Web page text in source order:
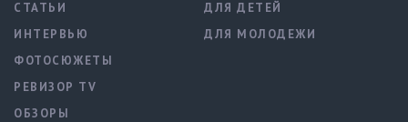
СТАТЬИ
ИНТЕРВЬЮ
ФОТОСЮЖЕТЫ
РЕВИЗОР TV
ОБЗОРЫ
ДЛЯ ДЕТЕЙ
ДЛЯ МОЛОДЕЖИ